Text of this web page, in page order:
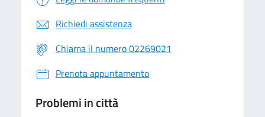
Richiedi assistenza
Chiama il numero 02269021
Prenota appuntamento
Problemi in città